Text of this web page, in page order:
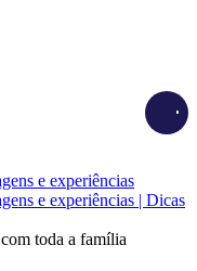
e experiências
e experiências | Dicas
toda a família